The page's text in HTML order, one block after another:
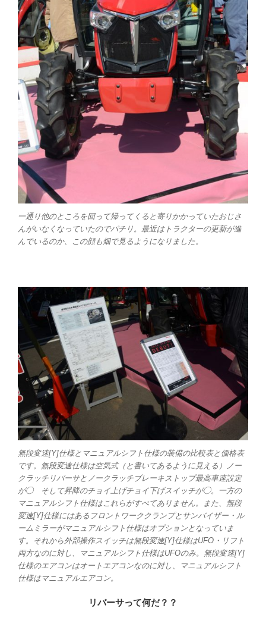
一通り他のところを回って帰ってくると寄りかかっていたおじさ
んがいなくなっていたのでパチリ。最近はトラクターの更新が進
んでいるのか、この顔も畑で見るようになりました。
無段変速[Y]仕様とマニュアルシフト仕様の装備の比較表と価格表
です。無段変速仕様は空気式（と書いてあるように見える）ノー
クラッチリバーサとノークラッチブレーキストップ最高車速設定
が◯ そして昇降のチョイ上げチョイ下げスイッチが◯。一方の
マニュアルシフト仕様はこれらがすべてありません。また、無段
変速[Y]仕様にはあるフロントワーククランプとサンバイザー・ル
ームミラーがマニュアルシフト仕様はオプションとなっていま
す。それから外部操作スイッチは無段変速[Y]仕様はUFO・リフト
両方なのに対し、マニュアルシフト仕様はUFOのみ。無段変速[Y]
仕様のエアコンはオートエアコンなのに対し、マニュアルシフト
仕様はマニュアルエアコン。
リバーサって何だ？？